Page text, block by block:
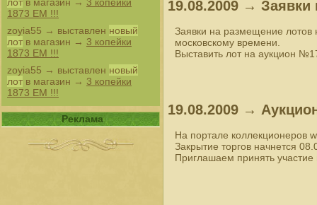
1873 ЕМ !!!
zoyia55 → выставлен новый
лот в магазин → 3 копейки
1873 ЕМ !!!
zoyia55 → выставлен новый
лот в магазин → 3 копейки
1873 ЕМ !!!
Реклама
19.08.2009 →
Заявки на размещение
московскому времени.
Выставить лот на аукцион
19.08.2009 →
На портале коллекционеров
Закрытие торгов начнется
Приглашаем принять